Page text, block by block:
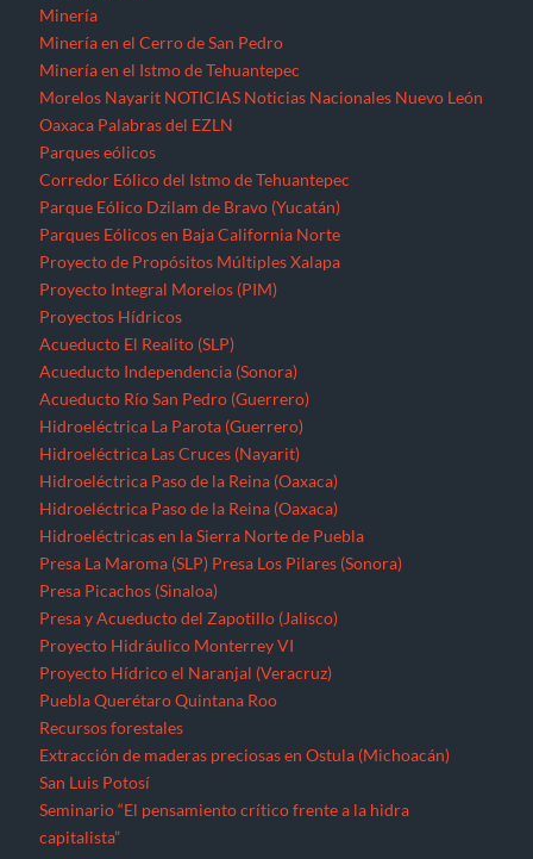
Minería
Minería en el Cerro de San Pedro
Minería en el Istmo de Tehuantepec
Morelos Nayarit NOTICIAS Noticias Nacionales Nuevo León
Oaxaca Palabras del EZLN
Parques eólicos
Corredor Eólico del Istmo de Tehuantepec
Parque Eólico Dzilam de Bravo (Yucatán)
Parques Eólicos en Baja California Norte
Proyecto de Propósitos Múltiples Xalapa
Proyecto Integral Morelos (PIM)
Proyectos Hídricos
Acueducto El Realito (SLP)
Acueducto Independencia (Sonora)
Acueducto Río San Pedro (Guerrero)
Hidroeléctrica La Parota (Guerrero)
Hidroeléctrica Las Cruces (Nayarit)
Hidroeléctrica Paso de la Reina (Oaxaca)
Hidroeléctrica Paso de la Reina (Oaxaca)
Hidroeléctricas en la Sierra Norte de Puebla
Presa La Maroma (SLP) Presa Los Pilares (Sonora)
Presa Picachos (Sinaloa)
Presa y Acueducto del Zapotillo (Jalisco)
Proyecto Hidráulico Monterrey VI
Proyecto Hídrico el Naranjal (Veracruz)
Puebla Querétaro Quintana Roo
Recursos forestales
Extracción de maderas preciosas en Ostula (Michoacán)
San Luis Potosí
Seminario “El pensamiento crítico frente a la hidra
capitalista”